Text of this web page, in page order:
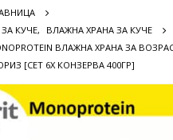
КУЧЕ,
ВЛАЖНА ХРАНА ЗА КУЧЕ
ВЛАЖНА ХРАНА ЗА
[СЕТ 6Х КОНЗЕРВА 400ГР]